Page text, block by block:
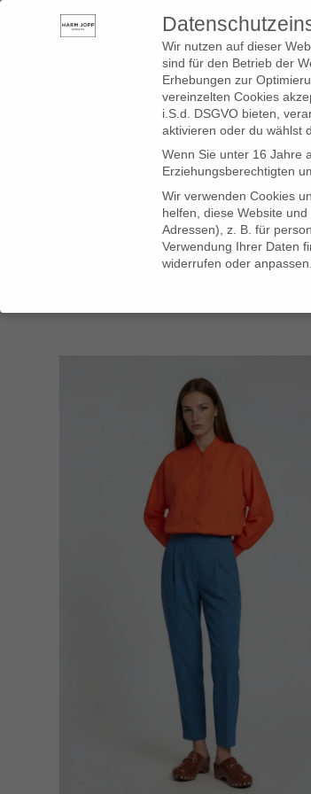
SERVICE LADEN
Wir nutzen auf dieser
sind für den Betrieb der
Erhebungen zur
vereinzelten Cookies
i.S.d. DSGVO bieten,
aktivieren oder du wählst
Wenn Sie unter 16 Jahre
Erziehungsberechtigten
Wir verwenden Cookies
helfen, diese Website
Adressen), z. B. für
Verwendung Ihrer Daten
widerrufen oder anpassen.
Datenschutzeinstellungen
Daten können verarbeitet werden (z. B. IP-
Datenschutzerklärung.
Wir nutzen auf dieser Webseite Cookies und
Einstellungen aktivieren und dienen statistischen
du zudem, dass deine Daten in Ländern, die unter
Cookies zulassen" aktivieren oder du wählst deine
Alle Cookies zulassen Speichern
Essenzielle Cookies ermöglichen grundlegende
Statistik Cookies erfassen Informationen anonym. Diese
Marketing-Cookies werden von Drittanbietern oder